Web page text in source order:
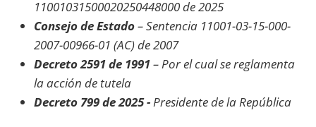
11001031500020250448000 de 2025
Consejo de Estado– Sentencia 11001-03-15-000-
2007-00966-01 (AC) de 2007
Decreto 2591 de 1991– Por el cual se reglamenta
la acción de tutela
Decreto 799 de 2025 -Presidente de la República